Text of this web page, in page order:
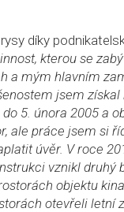
díky
kterou se
a mým hlavním
jsem
5. února 2005 a
ale práce jsem si
úvěr. V roce
vznikl druhý
objektu
otevřeli letní